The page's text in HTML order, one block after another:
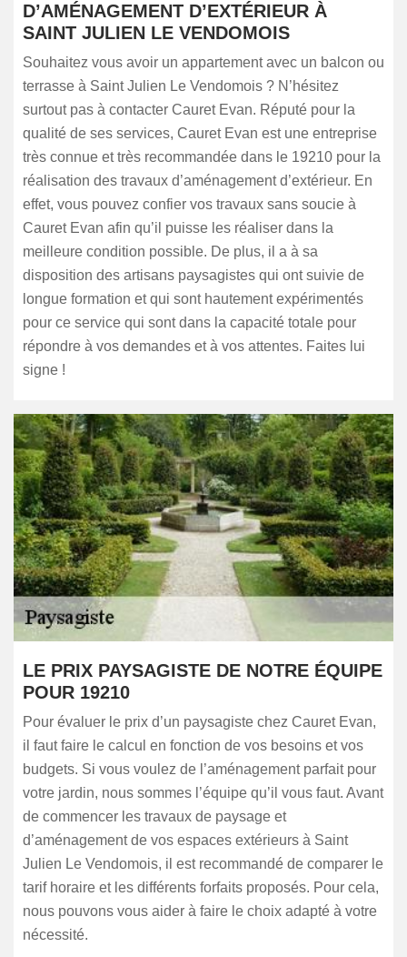
D’AMÉNAGEMENT D’EXTÉRIEUR À
SAINT JULIEN LE VENDOMOIS
Souhaitez vous avoir un appartement avec un balcon ou
terrasse à Saint Julien Le Vendomois ? N’hésitez
surtout pas à contacter Cauret Evan. Réputé pour la
qualité de ses services, Cauret Evan est une entreprise
très connue et très recommandée dans le 19210 pour la
réalisation des travaux d’aménagement d’extérieur. En
effet, vous pouvez confier vos travaux sans soucie à
Cauret Evan afin qu’il puisse les réaliser dans la
meilleure condition possible. De plus, il a à sa
disposition des artisans paysagistes qui ont suivie de
longue formation et qui sont hautement expérimentés
pour ce service qui sont dans la capacité totale pour
répondre à vos demandes et à vos attentes. Faites lui
signe !
LE PRIX PAYSAGISTE DE NOTRE ÉQUIPE
POUR 19210
Pour évaluer le prix d’un paysagiste chez Cauret Evan,
il faut faire le calcul en fonction de vos besoins et vos
budgets. Si vous voulez de l’aménagement parfait pour
votre jardin, nous sommes l’équipe qu’il vous faut. Avant
de commencer les travaux de paysage et
d’aménagement de vos espaces extérieurs à Saint
Julien Le Vendomois, il est recommandé de comparer le
tarif horaire et les différents forfaits proposés. Pour cela,
nous pouvons vous aider à faire le choix adapté à votre
nécessité.